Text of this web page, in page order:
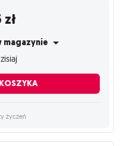
zł
życzeń